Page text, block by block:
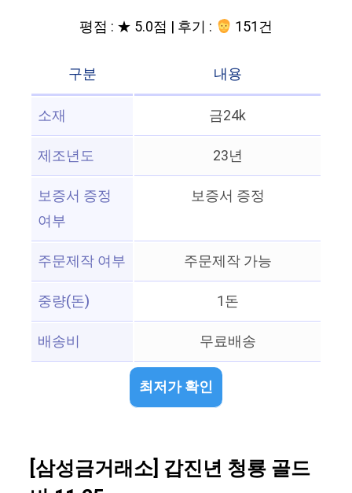
평점 : ★ 5.0점 | 후기 : 151건
구분
내용
소재
금24k
제조년도
23년
보증서 증정
여부
보증서 증정
주문제작 여부
주문제작 가능
중량(돈)
1돈
배송비
무료배송
최저가 확인
[삼성금거래소] 갑진년 청룡 골드